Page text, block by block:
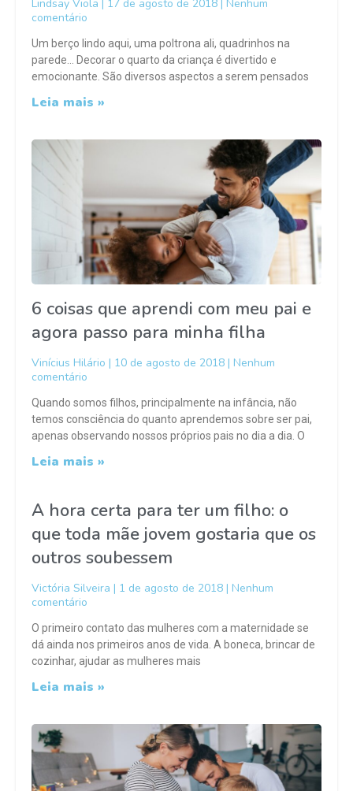
Lindsay Viola 17 de agosto de 2018
Nenhum
comentário
Um berço lindo aqui, uma poltrona ali, quadrinhos na
parede… Decorar o quarto da criança é divertido e
emocionante. São diversos aspectos a serem pensados
Leia mais »
6 coisas que aprendi com meu pai e
agora passo para minha filha
Vinícius Hilário 10 de agosto de 2018
Nenhum
comentário
Quando somos filhos, principalmente na infância, não
temos consciência do quanto aprendemos sobre ser pai,
apenas observando nossos próprios pais no dia a dia. O
Leia mais »
A hora certa para ter um filho: o
que toda mãe jovem gostaria que os
outros soubessem
Victória Silveira 1 de agosto de 2018
Nenhum
comentário
O primeiro contato das mulheres com a maternidade se
dá ainda nos primeiros anos de vida. A boneca, brincar de
cozinhar, ajudar as mulheres mais
Leia mais »